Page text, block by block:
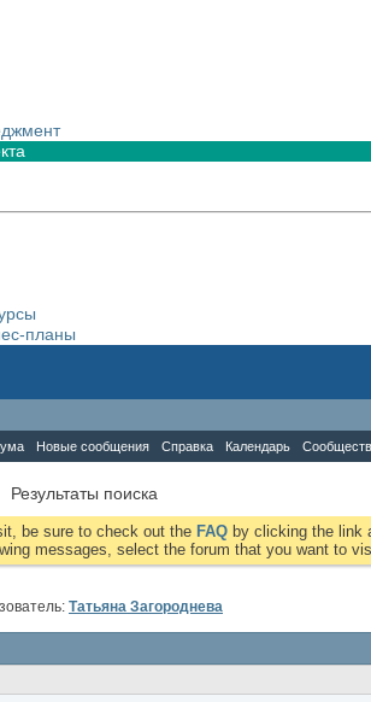
планы
Новые сообщения Справка Календарь
Результаты поиска
be sure to check out the FAQ by clicking the link
messages, select the forum that you want to
Татьяна Загороднева